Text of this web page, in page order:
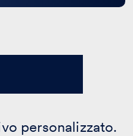
personalizzato.